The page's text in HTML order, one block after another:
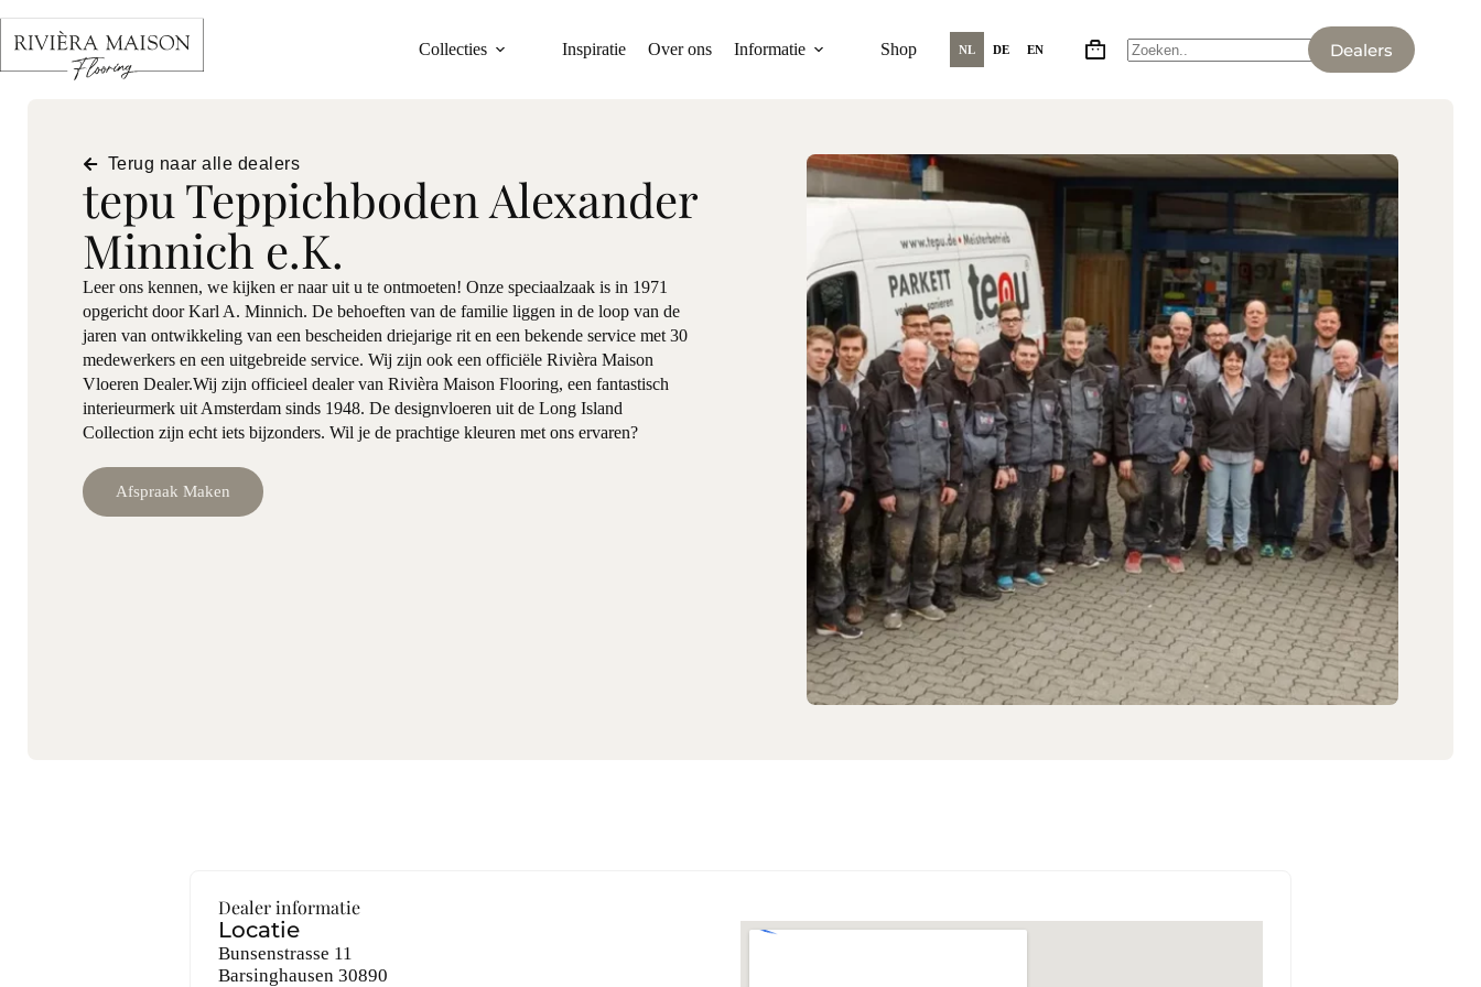
Collecties Inspiratie Over ons Informatie Shop NL DE EN Dealers
Terug naar alle dealers
tepu Teppichboden Alexander
Minnich e.K.
Leer ons kennen, we kijken er naar uit u te ontmoeten! Onze speciaalzaak is in 1971
opgericht door Karl A. Minnich. De behoeften van de familie liggen in de loop van de
jaren van ontwikkeling van een bescheiden driejarige rit en een bekende service met 30
medewerkers en een uitgebreide service. Wij zijn ook een officiële Rivièra Maison
Vloeren Dealer.Wij zijn officieel dealer van Rivièra Maison Flooring, een fantastisch
interieurmerk uit Amsterdam sinds 1948. De designvloeren uit de Long Island
Collection zijn echt iets bijzonders. Wil je de prachtige kleuren met ons ervaren?
Afspraak Maken
Dealer informatie
Locatie
Bunsenstrasse 11
Barsinghausen 30890